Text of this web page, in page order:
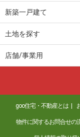
新築一戸建て
土地を探す
店舗/事業用
goo住宅・不動産とは
物件に関するお問合せの